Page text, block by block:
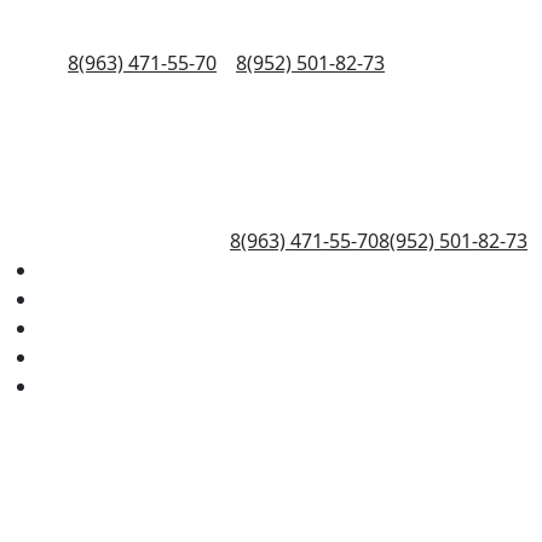
8(963) 471-55-70 8(952) 501-82-73
8(963) 471-55-708(952) 501-82-73